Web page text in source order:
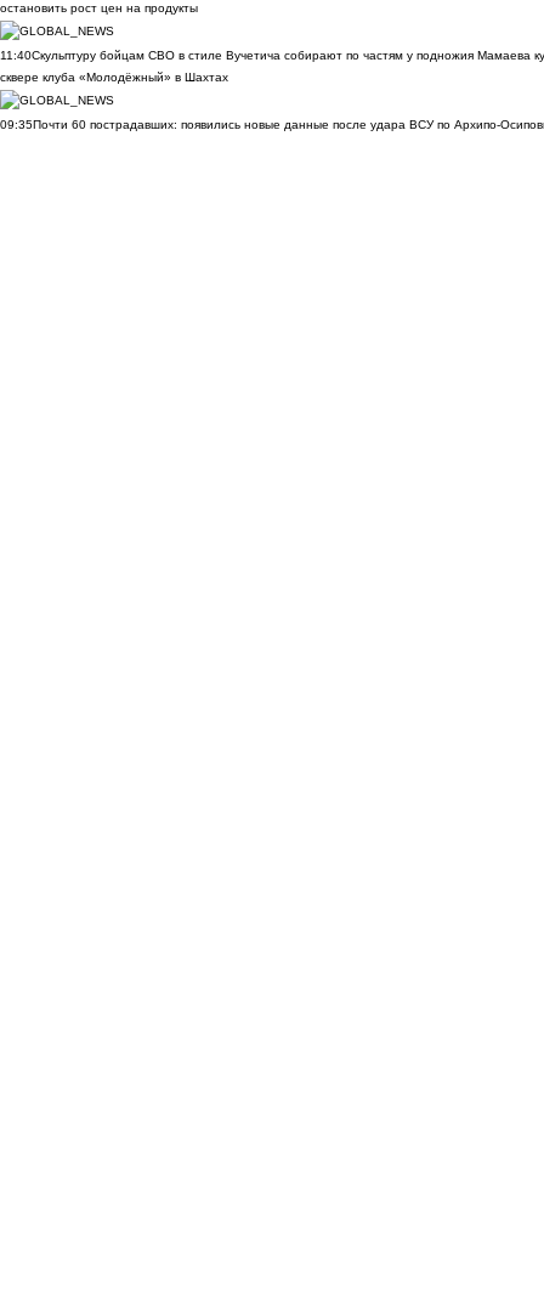
остановить рост цен на продукты
11:40Скульптуру бойцам СВО в стиле Вучетича собирают по частям у подножия Мамаева
сквере клуба «Молодёжный» в Шахтах
09:35Почти 60 пострадавших: появились новые данные после удара ВСУ по Архипо-